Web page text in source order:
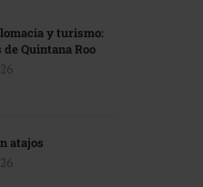
y turismo:
Quintana Roo
atajos